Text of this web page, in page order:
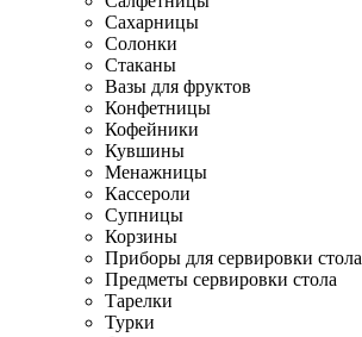
Сахарницы
Солонки
Стаканы
Вазы для фруктов
Конфетницы
Кофейники
Кувшины
Менажницы
Кассероли
Супницы
Корзины
Приборы для сервировки стола
Предметы сервировки стола
Тарелки
Турки